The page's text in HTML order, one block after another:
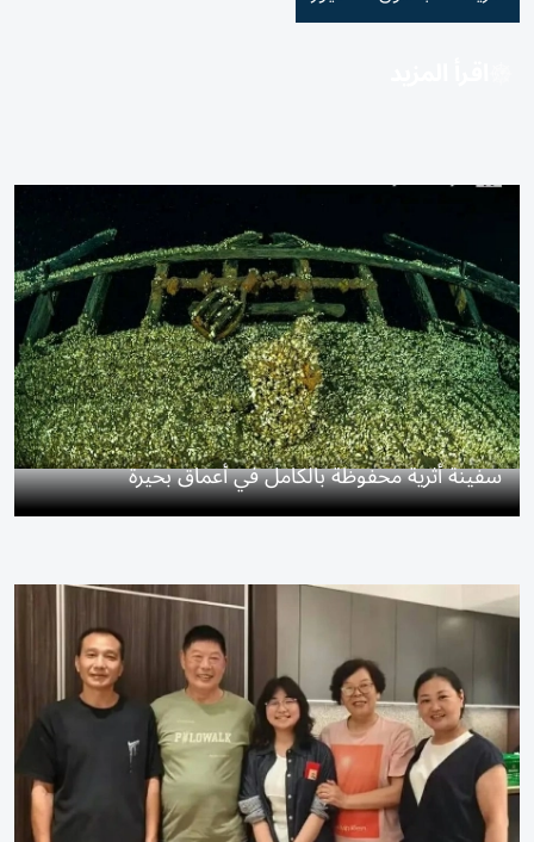
سفينة أثرية محفوظة بالكامل في أعماق بحيرة